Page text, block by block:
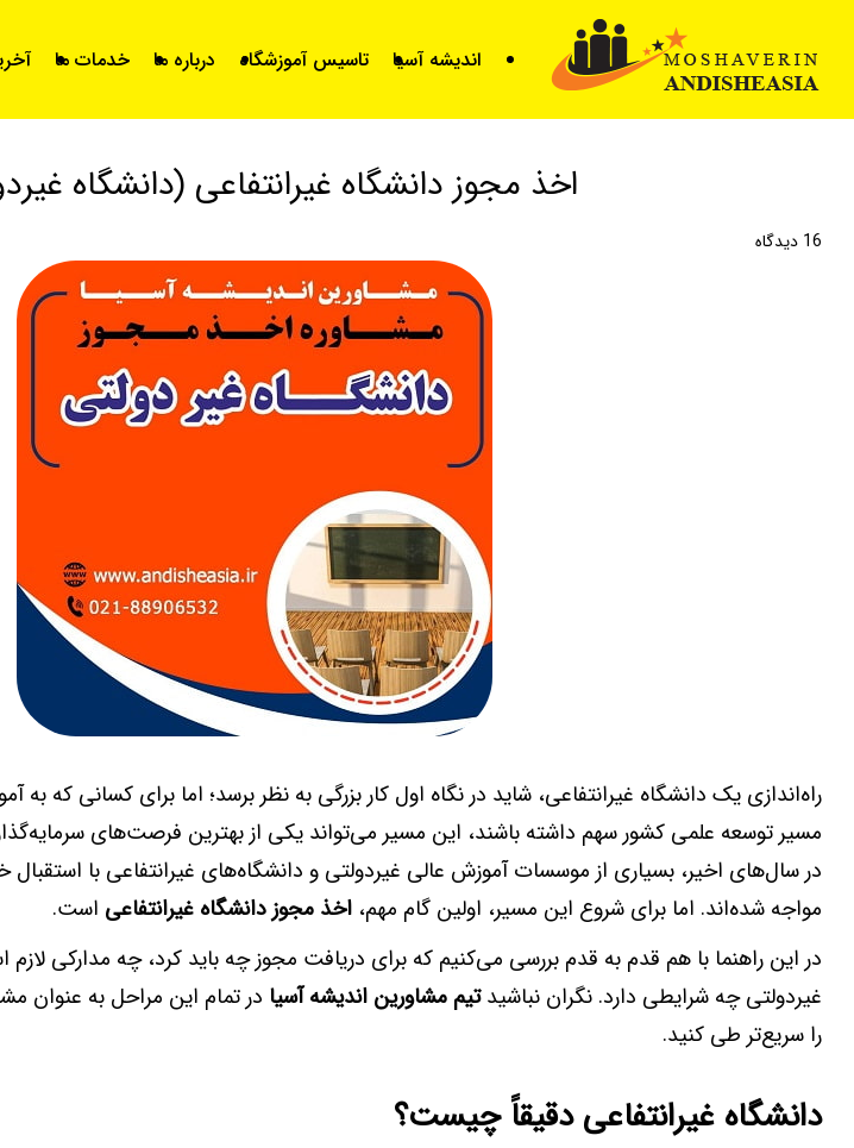
اندیشه آسیا تاسیس آموزشگاه درباره ما خدمات ما
اخذ مجوز دانشگاه غیرانتفاعی (دانشگاه
16 دیدگاه
راه‌اندازی یک دانشگاه غیرانتفاعی، شاید در نگاه اول کار بزرگی به نظر برسد؛ اما برای کسانی که
مسیر توسعه علمی کشور سهم داشته باشند، این مسیر می‌تواند یکی از بهترین فرصت‌های
در سال‌های اخیر، بسیاری از موسسات آموزش عالی غیردولتی و دانشگاه‌های غیرانتفاعی با
مواجه شده‌اند. اما برای شروع این مسیر، اولین گام مهم، اخذ مجوز دانشگاه غیرانتفاعی است.
در این راهنما با هم قدم به قدم بررسی می‌کنیم که برای دریافت مجوز چه باید کرد، چه مدارکی
غیردولتی چه شرایطی دارد. نگران نباشیدتیم مشاورین اندیشه آسیا در تمام این مراحل به عنوان
را سریع‌تر طی کنید.
دانشگاه غیرانتفاعی دقیقاً چیست؟